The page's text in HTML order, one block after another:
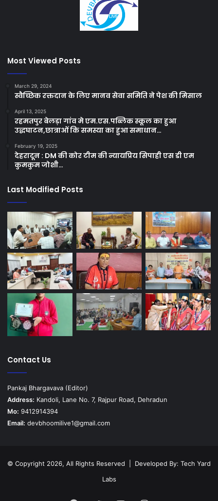
Most Viewed Posts
March 29, 2024
स्वैच्छिक रक्तदान के लिए मानव सेवा समिति ने पेश की मिसाल
April 13, 2025
रहमतपुर बेलड़ा गांव मे एम.एस.पब्लिक स्कूल का हुआ
उद्धघाटन,छात्राओं कि समस्या का हुआ समाधान…
February 19, 2025
देहरादून : DM की कोर टीम की न्यायप्रिय सिपाही एस डी एम
कुमकुम जोशी…
Last Modified Posts
Contact Us
Pankaj Bhargavava (Editor)
Address: Kandoli, Lane No. 7, Rajpur Road, Dehradun
Mo: 9412914394
Email: devbhoomilive1@gmail.com
© Copyright 2026, All Rights Reserved | Developed By: Tech Yard
Labs